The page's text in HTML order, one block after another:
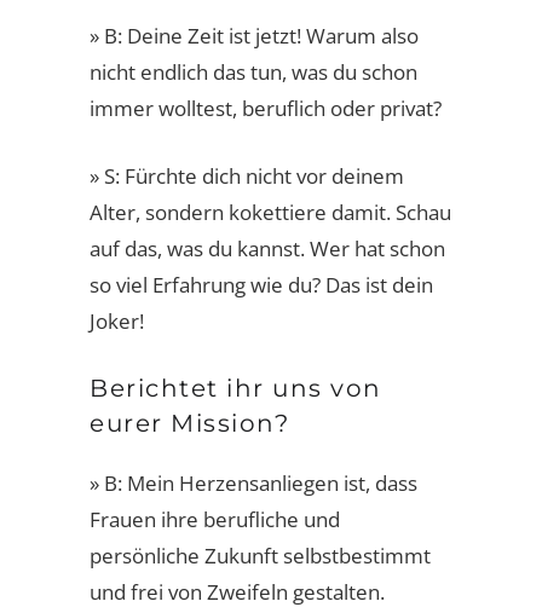
» B: Deine Zeit ist jetzt! Warum also
nicht endlich das tun, was du schon
immer wolltest, beruflich oder privat?
» S: Fürchte dich nicht vor deinem
Alter, sondern kokettiere damit. Schau
auf das, was du kannst. Wer hat schon
so viel Erfahrung wie du? Das ist dein
Joker!
Berichtet ihr uns von
eurer Mission?
» B: Mein Herzensanliegen ist, dass
Frauen ihre berufliche und
persönliche Zukunft selbstbestimmt
und frei von Zweifeln gestalten.